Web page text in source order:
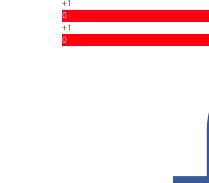
+1
0
+1
0